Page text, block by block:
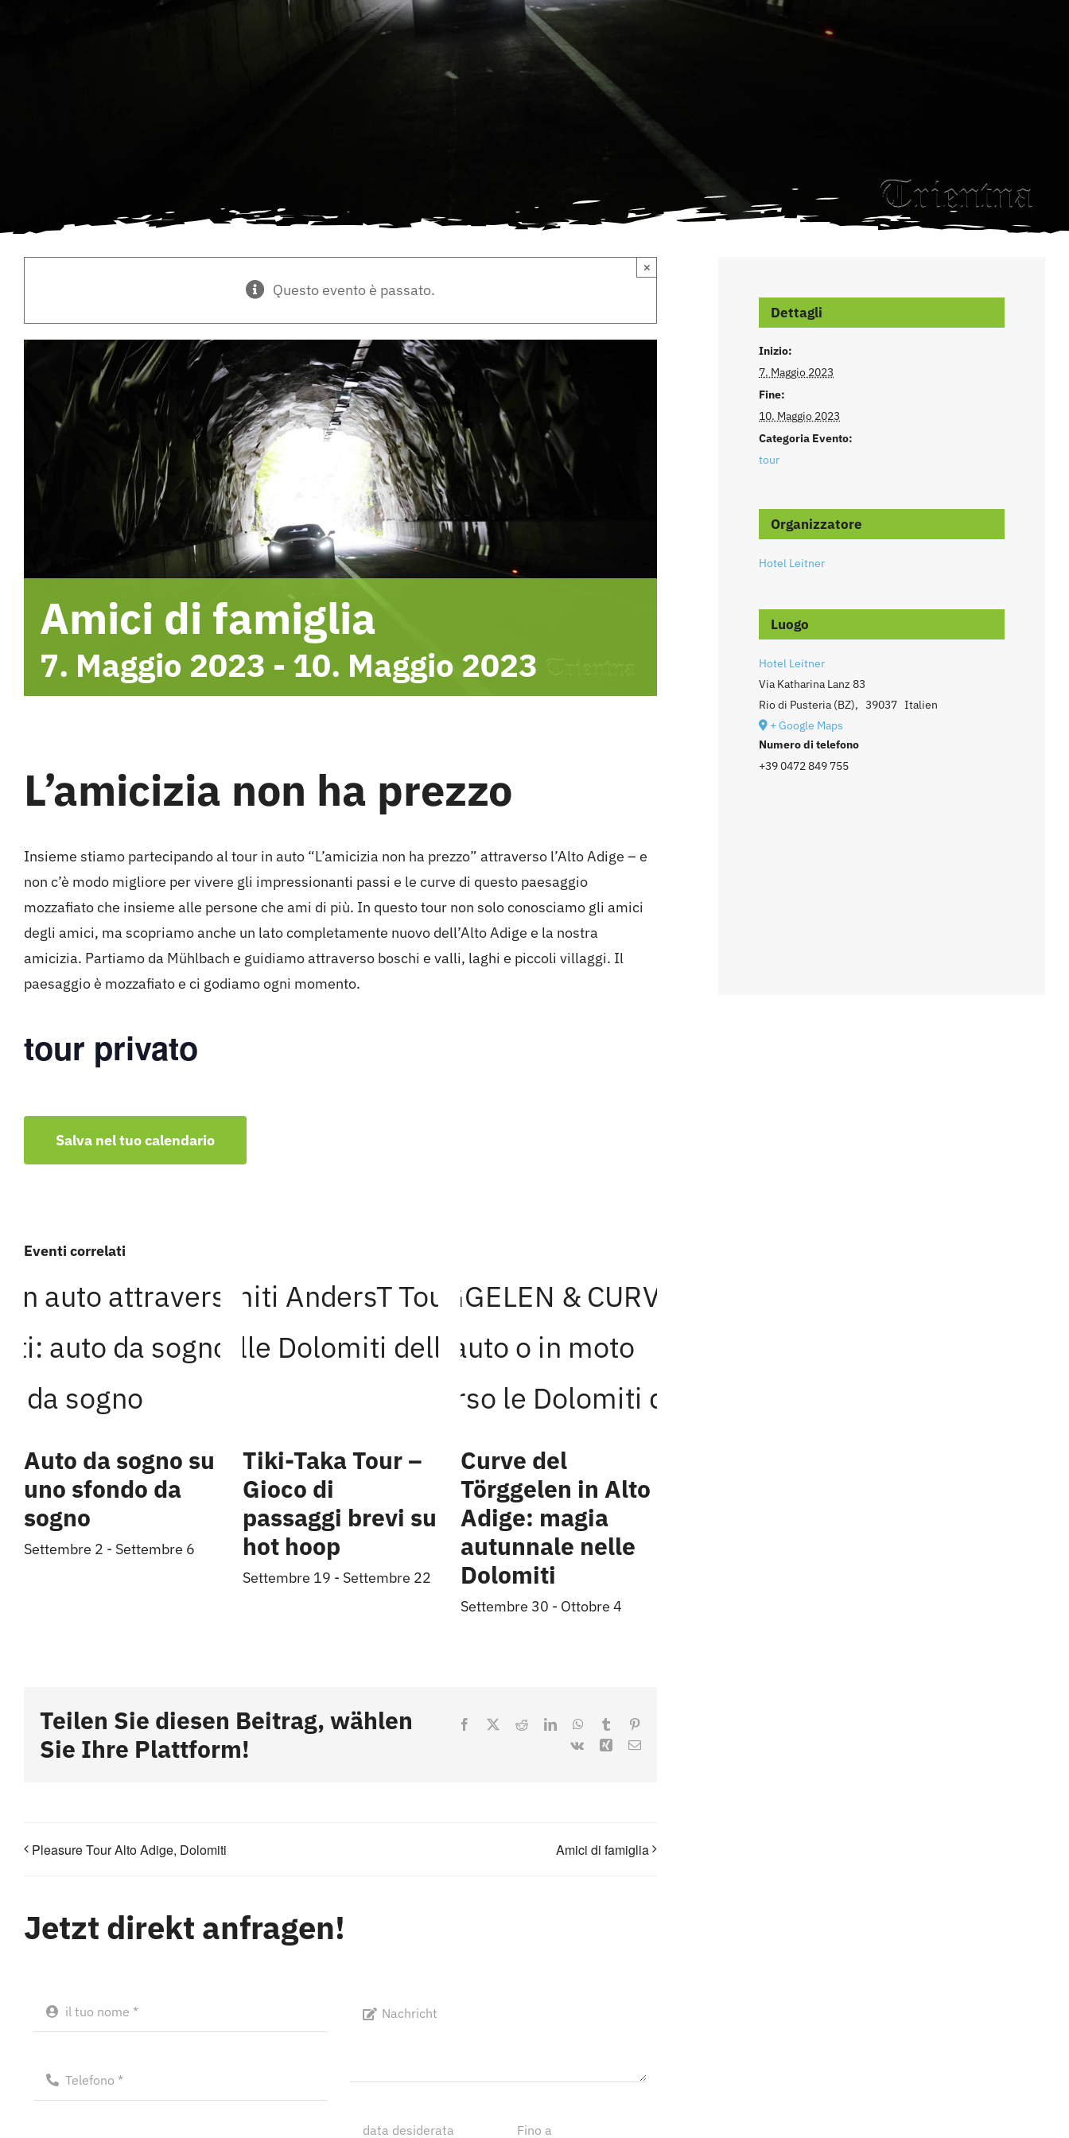
Questo evento è passato.
×
Amici di famiglia
7. Maggio 2023 - 10. Maggio 2023
L’amicizia non ha prezzo
Insieme stiamo partecipando al tour in auto “L’amicizia non ha prezzo” attraverso l’Alto Adige – e
non c’è modo migliore per vivere gli impressionanti passi e le curve di questo paesaggio
mozzafiato che insieme alle persone che ami di più. In questo tour non solo conosciamo gli amici
degli amici, ma scopriamo anche un lato completamente nuovo dell’Alto Adige e la nostra
amicizia. Partiamo da Mühlbach e guidiamo attraverso boschi e valli, laghi e piccoli villaggi. Il
paesaggio è mozzafiato e ci godiamo ogni momento.
tour privato
Salva nel tuo calendario
Eventi correlati
Auto da sogno su
uno sfondo da
sogno
Settembre 2 - Settembre 6
Tiki-Taka Tour –
Gioco di
passaggi brevi su
hot hoop
Settembre 19 - Settembre 22
Curve del
Törggelen in Alto
Adige: magia
autunnale nelle
Dolomiti
Settembre 30 - Ottobre 4
Teilen Sie diesen Beitrag, wählen
Sie Ihre Plattform!
Facebook RedditLinkedInWhatsApp
Tumblr
Vk
Xing Email
Pleasure Tour Alto Adige, Dolomiti Amici di famiglia
Jetzt direkt anfragen!
Dettagli
Inizio:
7. Maggio 2023
Fine:
10. Maggio 2023
Categoria Evento:
tour
Organizzatore
Hotel Leitner
Luogo
Hotel Leitner
Via Katharina Lanz 83
Rio di Pusteria (BZ), 39037 Italien
+ Google Maps
Numero di telefono
+39 0472 849 755